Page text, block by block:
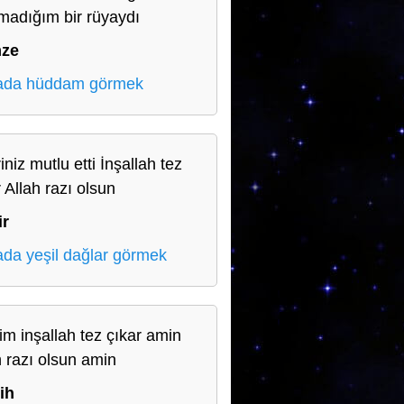
bir rüyaydı
hüddam görmek
mutlu etti İnşallah tez
Allah razı olsun
yeşil dağlar görmek
inşallah tez çıkar amin
razı olsun amin